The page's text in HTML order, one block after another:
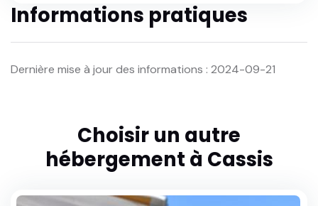
Informations pratiques
Dernière mise à jour des informations : 2024-09-21
Choisir un autre
hébergement à Cassis